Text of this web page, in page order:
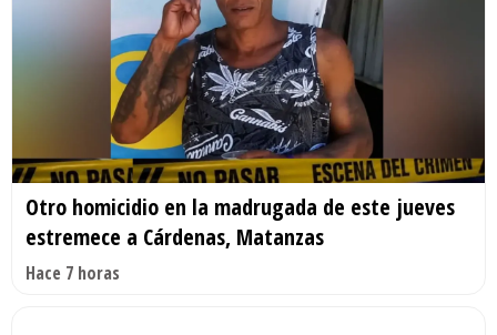
Otro homicidio en la madrugada de este jueves
estremece a Cárdenas, Matanzas
Hace 7 horas